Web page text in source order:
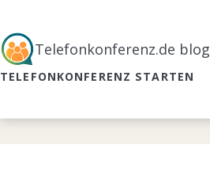
Telefonkonferenz.de blog
TELEFONKONFERENZ STARTEN